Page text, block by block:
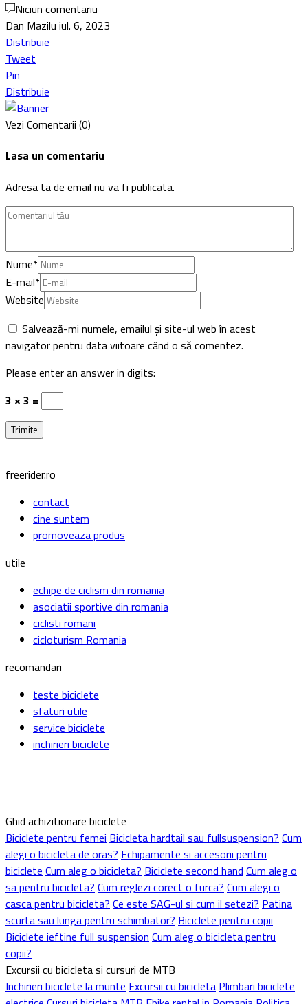
Niciun comentariu
Dan Mazilu iul. 6, 2023
Distribuie
Tweet
Pin
Distribuie
Vezi Comentarii (0)
Lasa un comentariu
Adresa ta de email nu va fi publicata.
Nume*
E-mail*
Website
Salvează-mi numele, emailul și site-ul web în acest
navigator pentru data viitoare când o să comentez.
Please enter an answer in digits:
3 × 3 =
freerider.ro
contact
cine suntem
promoveaza produs
utile
echipe de ciclism din romania
asociatii sportive din romania
ciclisti romani
cicloturism Romania
recomandari
teste biciclete
sfaturi utile
service biciclete
inchirieri biciclete
Ghid achizitionare biciclete
Biciclete pentru femei Bicicleta hardtail sau fullsuspension? Cum
alegi o bicicleta de oras? Echipamente si accesorii pentru
biciclete Cum aleg o bicicleta? Biciclete second hand Cum aleg o
sa pentru bicicleta? Cum reglezi corect o furca? Cum alegi o
casca pentru bicicleta? Ce este SAG-ul si cum il setezi? Patina
scurta sau lunga pentru schimbator? Biciclete pentru copii
Biciclete ieftine full suspension Cum aleg o bicicleta pentru
copii?
Excursii cu bicicleta si cursuri de MTB
Inchirieri biciclete la munte Excursii cu bicicleta Plimbari biciclete